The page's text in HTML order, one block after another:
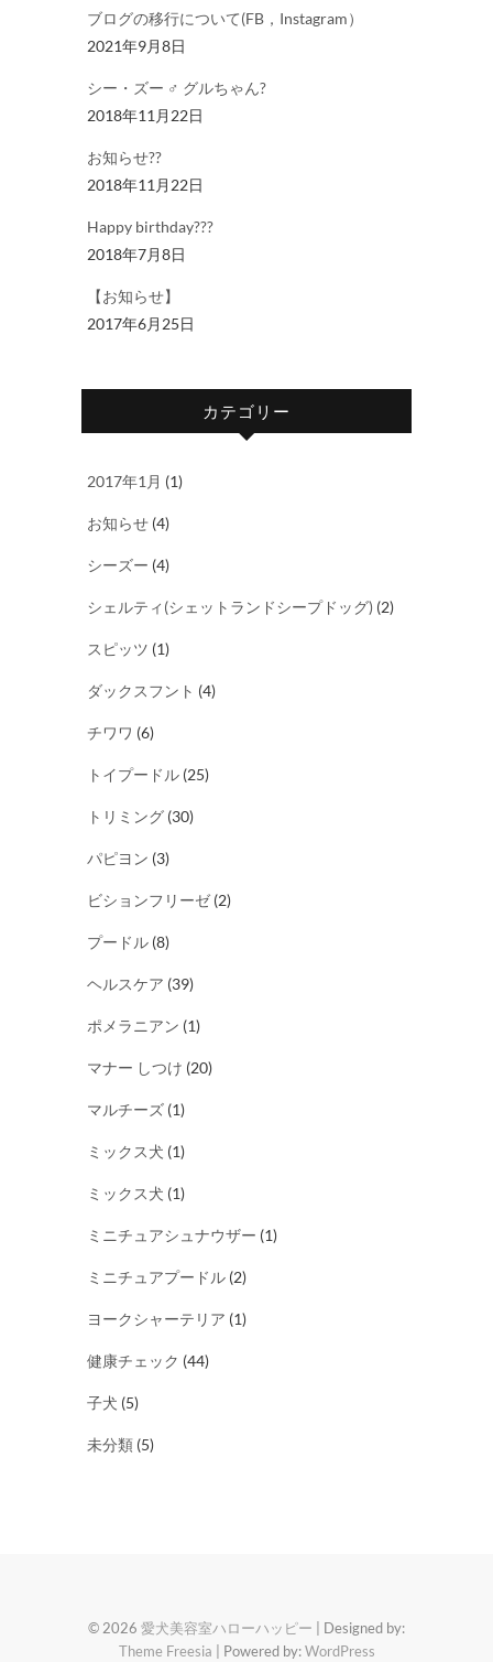
ブログの移行について(FB，Instagram）
2021年9月8日
シー・ズー ♂ グルちゃん?
2018年11月22日
お知らせ??
2018年11月22日
Happy birthday???
2018年7月8日
【お知らせ】
2017年6月25日
カテゴリー
2017年1月 (1)
お知らせ (4)
シーズー (4)
シェルティ(シェットランドシープドッグ) (2)
スピッツ (1)
ダックスフント (4)
チワワ (6)
トイプードル (25)
トリミング (30)
パピヨン (3)
ビションフリーゼ(2)
プードル (8)
ヘルスケア (39)
ポメラニアン (1)
マナー しつけ (20)
マルチーズ (1)
ミックス犬 (1)
ミックス犬 (1)
ミニチュアシュナウザー (1)
ミニチュアプードル (2)
ヨークシャーテリア (1)
健康チェック (44)
子犬 (5)
未分類 (5)
© 2026 愛犬美容室ハローハッピー | Designed by:
Theme Freesia | Powered by:WordPress